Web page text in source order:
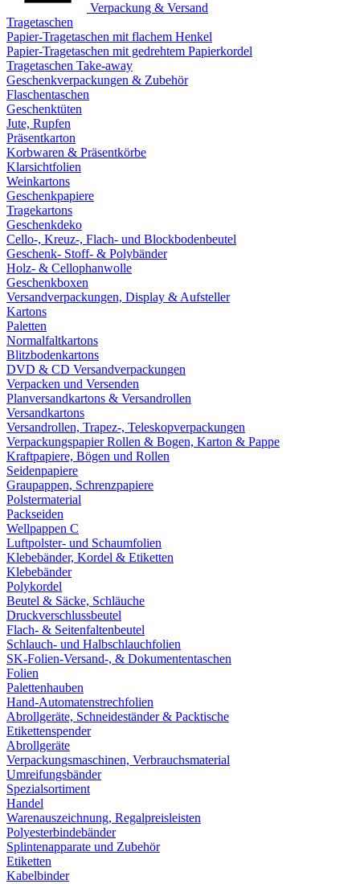
Verpackung & Versand
Tragetaschen
Papier-Tragetaschen mit flachem Henkel
Papier-Tragetaschen mit gedrehtem Papierkordel
Tragetaschen Take-away
Geschenkverpackungen & Zubehör
Flaschentaschen
Geschenktüten
Jute, Rupfen
Präsentkarton
Korbwaren & Präsentkörbe
Klarsichtfolien
Weinkartons
Geschenkpapiere
Tragekartons
Geschenkdeko
Cello-, Kreuz-, Flach- und Blockbodenbeutel
Geschenk- Stoff- & Polybänder
Holz- & Cellophanwolle
Geschenkboxen
Versandverpackungen, Display & Aufsteller
Kartons
Paletten
Normalfaltkartons
Blitzbodenkartons
DVD & CD Versandverpackungen
Verpacken und Versenden
Planversandkartons & Versandrollen
Versandkartons
Versandrollen, Trapez-, Teleskopverpackungen
Verpackungspapier Rollen & Bogen, Karton & Pappe
Kraftpapiere, Bögen und Rollen
Seidenpapiere
Graupappen, Schrenzpapiere
Polstermaterial
Packseiden
Wellpappen C
Luftpolster- und Schaumfolien
Klebebänder, Kordel & Etiketten
Klebebänder
Polykordel
Beutel & Säcke, Schläuche
Druckverschlussbeutel
Flach- & Seitenfaltenbeutel
Schlauch- und Halbschlauchfolien
SK-Folien-Versand-, & Dokumententaschen
Folien
Palettenhauben
Hand-Automatenstrechfolien
Abrollgeräte, Schneideständer & Packtische
Etikettenspender
Abrollgeräte
Verpackungsmaschinen, Verbrauchsmaterial
Umreifungsbänder
Spezialsortiment
Handel
Warenauszeichnung, Regalpreisleisten
Polyesterbindebänder
Splintenapparate und Zubehör
Etiketten
Kabelbinder